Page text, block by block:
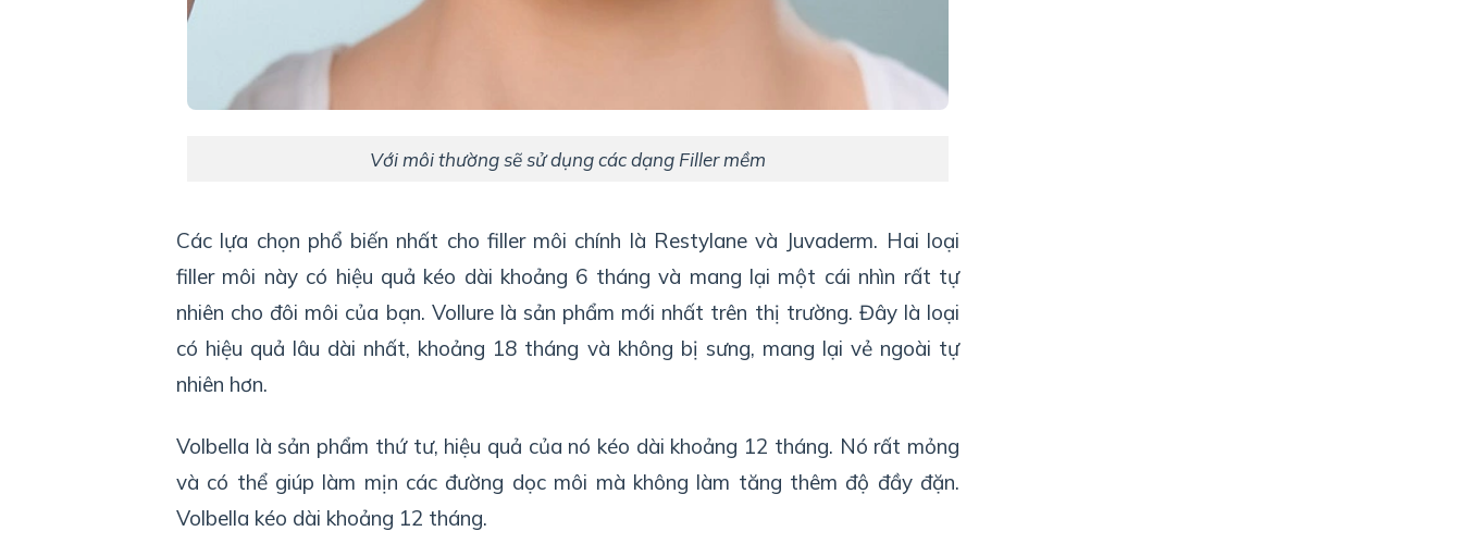
Với môi thường sẽ sử dụng các dạng Filler mềm
Các lựa chọn phổ biến nhất cho filler môi chính là Restylane và Juvaderm. Hai loại
filler môi này có hiệu quả kéo dài khoảng 6 tháng và mang lại một cái nhìn rất tự
nhiên cho đôi môi của bạn. Vollure là sản phẩm mới nhất trên thị trường. Đây là loại
có hiệu quả lâu dài nhất, khoảng 18 tháng và không bị sưng, mang lại vẻ ngoài tự
nhiên hơn.
Volbella là sản phẩm thứ tư, hiệu quả của nó kéo dài khoảng 12 tháng. Nó rất mỏng
và có thể giúp làm mịn các đường dọc môi mà không làm tăng thêm độ đầy đặn.
Volbella kéo dài khoảng 12 tháng.